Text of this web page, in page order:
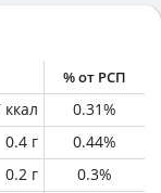
% от РСП
ккал 0.31%
0.4 г 0.44%
0.2 г 0.3%